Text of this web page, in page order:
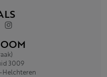
3009
Helchteren